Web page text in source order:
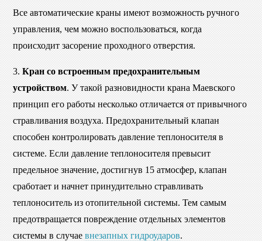
Все автоматические краны имеют возможность ручного
управления, чем можно воспользоваться, когда
происходит засорение проходного отверстия.
3. Кран со встроенным предохранительным
устройством. У такой разновидности крана Маевского
принцип его работы несколько отличается от привычного
стравливания воздуха. Предохранительный клапан
способен контролировать давление теплоносителя в
системе. Если давление теплоносителя превысит
предельное значение, достигнув 15 атмосфер, клапан
сработает и начнет принудительно стравливать
теплоноситель из отопительной системы. Тем самым
предотвращается повреждение отдельных элементов
системы в случае внезапных гидроударов.